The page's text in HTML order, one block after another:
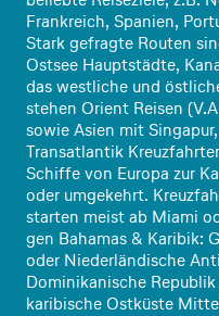
Frankreich, Spanien,
Stark gefragte Routen
Ostsee Hauptstädte,
das westliche und
stehen Orient Reisen
sowie Asien mit
Transatlantik
Schiffe von Europa zur
oder umgekehrt.
starten meist ab Miami
gen Bahamas & Karibik:
oder Niederländische
Dominikanische
karibische Ostküste